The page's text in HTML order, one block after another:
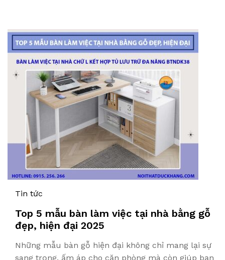
Tin tức
Top 5 mẫu bàn làm việc tại nhà bằng gỗ
đẹp, hiện đại 2025
Những mẫu bàn gỗ hiện đại không chỉ mang lại sự
sang trọng, ấm áp cho căn phòng mà còn giúp bạn